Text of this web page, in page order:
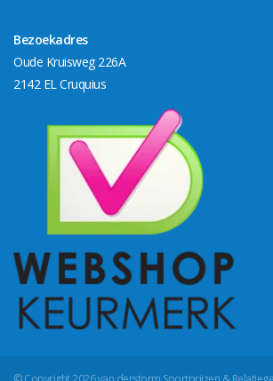
Bezoekadres
Oude Kruisweg 226A
2142 EL Cruquius